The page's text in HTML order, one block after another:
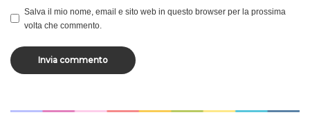
Salva il mio nome, email e sito web in questo browser per la prossima
volta che commento.